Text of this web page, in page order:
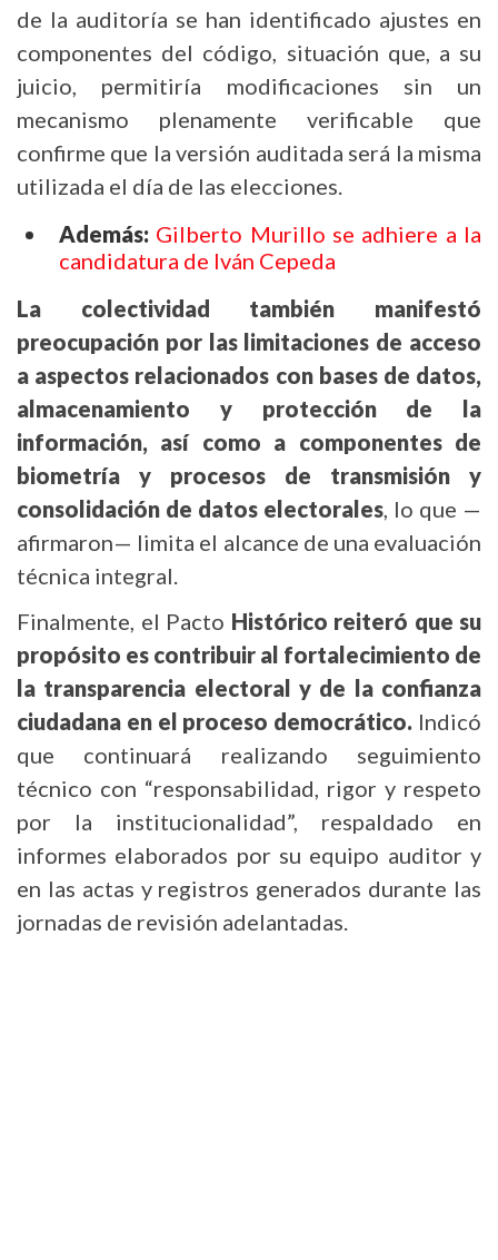
de la auditoría se han identificado ajustes en
componentes del código, situación que, a su
juicio, permitiría modificaciones sin un
mecanismo plenamente verificable que
confirme que la versión auditada será la misma
utilizada el día de las elecciones.
Además: Gilberto Murillo se adhiere a la
candidatura de Iván Cepeda
La colectividad también manifestó
preocupación por las limitaciones de acceso
a aspectos relacionados con bases de datos,
almacenamiento y protección de la
información, así como a componentes de
biometría y procesos de transmisión y
consolidación de datos electorales, lo que —
afirmaron— limita el alcance de una evaluación
técnica integral.
Finalmente, el Pacto Histórico reiteró que su
propósito es contribuir al fortalecimiento de
la transparencia electoral y de la confianza
ciudadana en el proceso democrático. Indicó
que continuará realizando seguimiento
técnico con “responsabilidad, rigor y respeto
por la institucionalidad”, respaldado en
informes elaborados por su equipo auditor y
en las actas y registros generados durante las
jornadas de revisión adelantadas.